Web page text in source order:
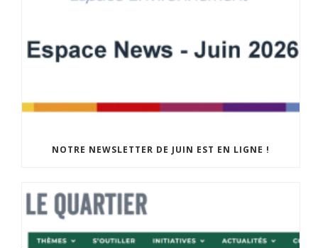
NOTRE NEWSLETTER DE JUIN EST EN LIGNE !